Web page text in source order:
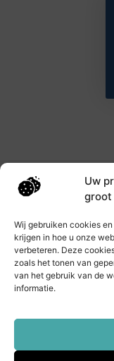
Uw
groot
Wij gebruiken cookies
krijgen in hoe u onze
verbeteren. Deze
zoals het tonen van
van het gebruik van de
informatie.
Main Links
Artikelen vol